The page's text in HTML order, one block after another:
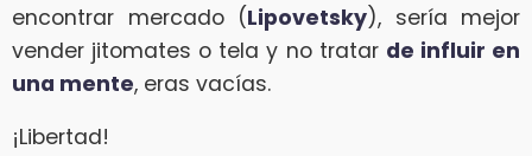
encontrar mercado (Lipovetsky), sería mejor
vender jitomates o tela y no tratar de influir en
una mente, eras vacías.
¡Libertad!